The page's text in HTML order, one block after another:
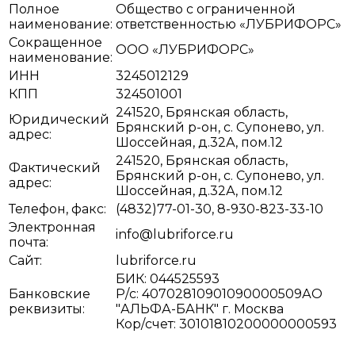
Полное
наименование:
Общество с ограниченной
ответственностью «ЛУБРИФОРС»
Сокращенное
наименование:
ООО «ЛУБРИФОРС»
ИНН
3245012129
КПП
324501001
Юридический
адрес:
241520, Брянская область,
Брянский р-он, с. Супонево, ул.
Шоссейная, д.32А, пом.12
Фактический
адрес:
241520, Брянская область,
Брянский р-он, с. Супонево, ул.
Шоссейная, д.32А, пом.12
Телефон, факс:
(4832)77-01-30, 8-930-823-33-10
Электронная
почта:
info@lubriforce.ru
Сайт:
lubriforce.ru
Банковские
реквизиты:
БИК: 044525593
Р/с: 40702810901090000509АО
"АЛЬФА-БАНК" г. Москва
Кор/счет: 30101810200000000593